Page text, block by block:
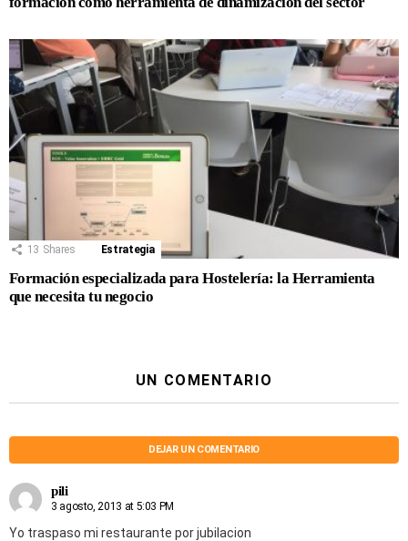
13 Shares Estrategia
Formación especializada para Hostelería: la Herramienta
que necesita tu negocio
UN COMENTARIO
DEJAR UN COMENTARIO
pili
3 agosto, 2013 at 5:03 PM
Yo traspaso mi restaurante por jubilacion